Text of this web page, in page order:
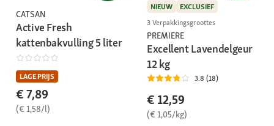
CATSAN
Active Fresh
kattenbakvulling 5 liter
LAGE PRIJS
€ 7,89
(€ 1,58/l)
NIEUW
EXCLUSIEF
3 Verpakkingsgroottes
PREMIERE
Excellent Lavendelgeur
12 kg
3.8 (18)
€ 12,59
(€ 1,05/kg)